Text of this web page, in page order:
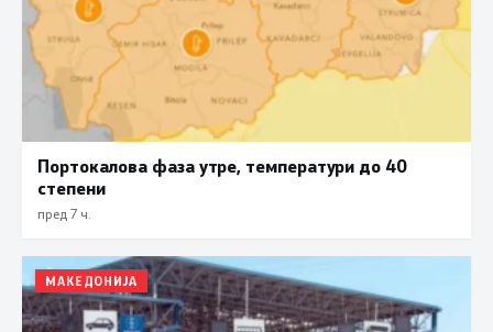
Портокалова фаза утре, температури до 40
степени
пред 7 ч.
МАКЕДОНИЈА